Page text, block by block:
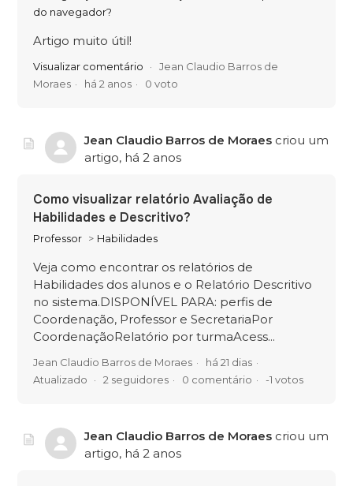
do navegador?
Artigo muito útil!
Visualizar comentário
Jean Claudio Barros de
Moraes
há 2 anos 0 voto
Jean Claudio Barros de Moraes criou um
artigo, há 2 anos
Como visualizar relatório Avaliação de
Habilidades e Descritivo?
Professor Habilidades
Veja como encontrar os relatórios de
Habilidades dos alunos e o Relatório Descritivo
no sistema.DISPONÍVEL PARA: perfis de
Coordenação, Professor e SecretariaPor
CoordenaçãoRelatório por turmaAcess...
Jean Claudio Barros de Moraes
há 21 dias
Atualizado
2 seguidores 0 comentário -1 votos
Jean Claudio Barros de Moraes criou um
artigo, há 2 anos